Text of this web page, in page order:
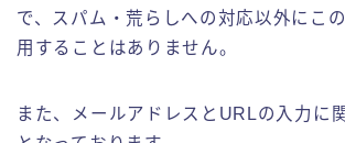
で、スパム・荒らしへの対応以外にこ
用することはありません。
また、メールアドレスとURLの入力に